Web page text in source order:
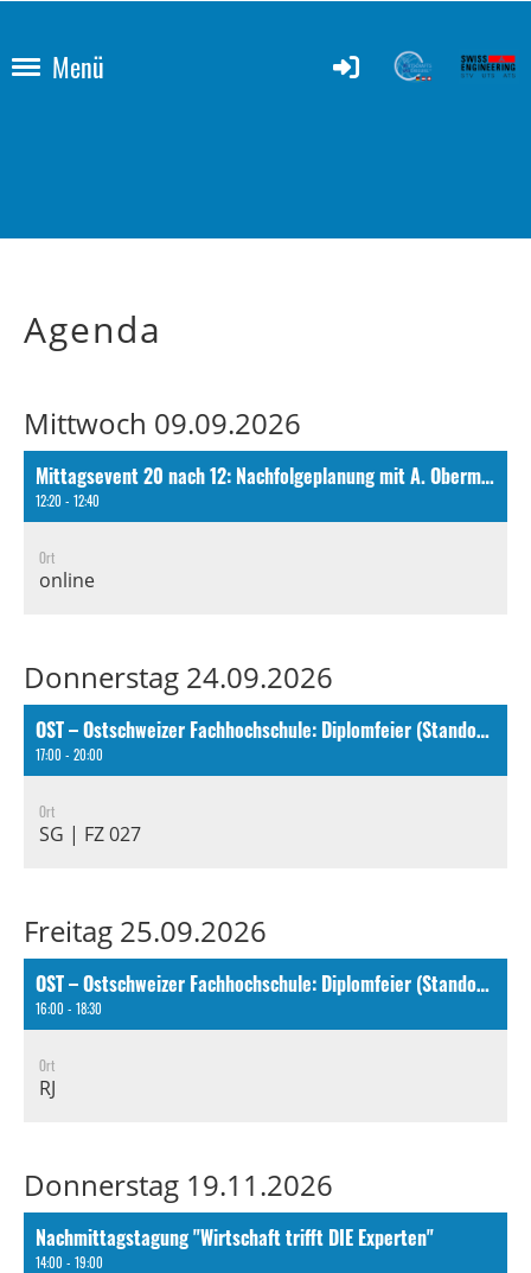
Menü
Agenda
Mittwoch 09.09.2026
Mittagsevent 20 nach 12: Nachfolgeplanung mit A. Obermeyer
12:20 - 12:40
Ort
online
Donnerstag 24.09.2026
OST – Ostschweizer Fachhochschule: Diplomfeier (Standort St.Gallen)
17:00 - 20:00
Ort
SG | FZ 027
Freitag 25.09.2026
OST – Ostschweizer Fachhochschule: Diplomfeier (Standort Rapperswil)
16:00 - 18:30
Ort
RJ
Donnerstag 19.11.2026
Nachmittagstagung "Wirtschaft trifft DIE Experten"
14:00 - 19:00